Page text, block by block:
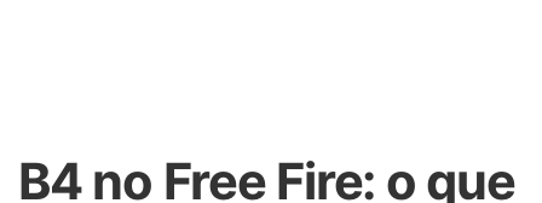
B4 no Free Fire: o que